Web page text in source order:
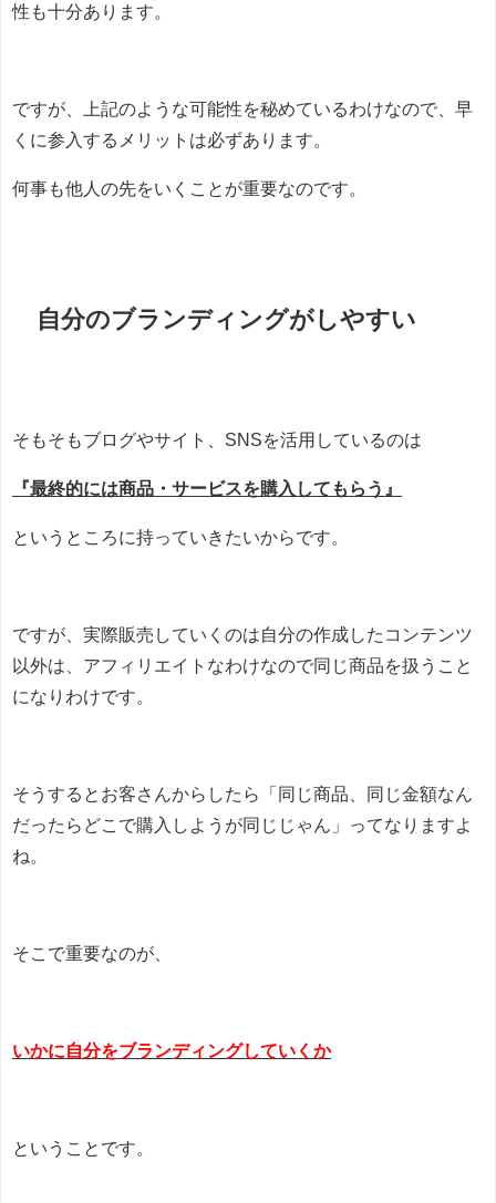
性も十分あります。
ですが、上記のような可能性を秘めているわけなので、早
くに参入するメリットは必ずあります。
何事も他人の先をいくことが重要なのです。
自分のブランディングがしやすい
そもそもブログやサイト、SNSを活用しているのは
『最終的には商品・サービスを購入してもらう』
というところに持っていきたいからです。
ですが、実際販売していくのは自分の作成したコンテンツ
以外は、アフィリエイトなわけなので同じ商品を扱うこと
になりわけです。
そうするとお客さんからしたら「同じ商品、同じ金額なん
だったらどこで購入しようが同じじゃん」ってなりますよ
ね。
そこで重要なのが、
いかに自分をブランディングしていくか
ということです。